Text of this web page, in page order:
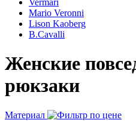
Vermari
Mario Veronni
Lison Kaoberg
B.Cavalli
Женские
рюкзаки
Материал